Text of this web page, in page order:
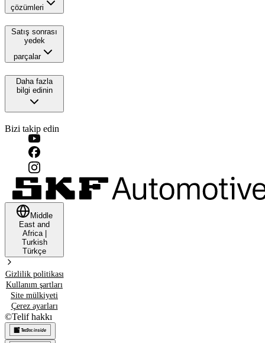
çözümleri
Satış sonrası
yedek
parçalar
Daha fazla
bilgi edinin
Bizi takip edin
Middle
East and
Africa|
Turkish
Türkçe
Gizlilik politikası
Kullanım şartları
Site mülkiyeti
Çerez ayarları
©Telif hakkı